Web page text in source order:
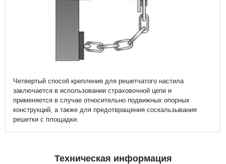
Четвертый способ крепления для решетчатого настила
заключается в использовании страховочной цепи и
применяется в случае относительно подвижных опорных
конструкций, а также для предотвращения соскальзывания
решетки с площадки.
Техническая информация